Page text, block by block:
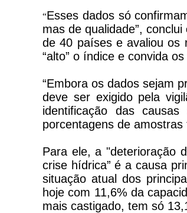
“Esses dados só
mas de qualidade”,
de 40 países e avaliou os
“alto” o índice e convida
“Embora os dados sejam
deve ser exigido pela
identificação das
porcentagens de amostras
Para ele, a "deterioração
crise hídrica” é a causa
situação atual dos
hoje com 11,6% da
mais castigado, tem só